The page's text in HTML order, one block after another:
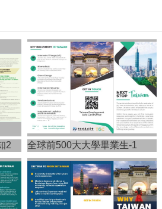
2 全球前500大大學畢業生-1